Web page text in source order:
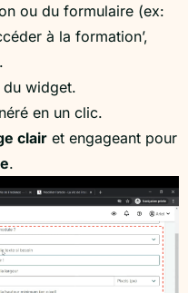
ou du formulaire (ex:
à la formation’,
du widget.
en un clic.
clair et engageant pour
.